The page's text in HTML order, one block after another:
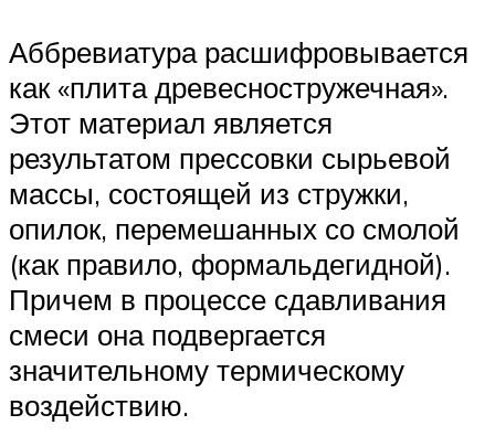
Аббревиатура расшифровывается
как «плита древесностружечная».
Этот материал является
результатом прессовки сырьевой
массы, состоящей из стружки,
опилок, перемешанных со смолой
(как правило, формальдегидной).
Причем в процессе сдавливания
смеси она подвергается
значительному термическому
воздействию.